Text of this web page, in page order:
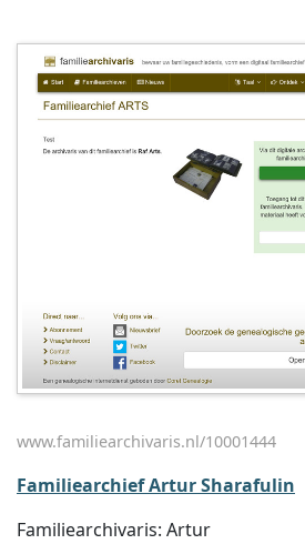
www.familiearchivaris.nl/10001444
Familiearchief Artur Sharafulin
Familiearchivaris: Artur